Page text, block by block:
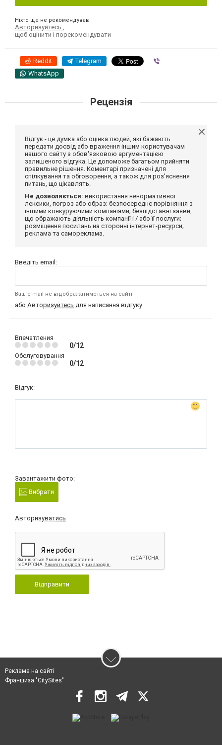
Ніхто ще не рекомендував
Авторизуйтесь
щоб оцінити і порекомендувати
Reddit Telegram
WhatsApp
Рецензія
Відгук - це думка або оцінка людей, які бажають
передати досвід або враження іншим користувачам
нашого сайту з обов'язковою аргументацією
залишеного відгука. Це допоможе багатьом прийняти
правильне рішення. Коментарі призначені для
спілкування та обговорення, а також для роз'яснення
питань, що цікавлять.
Не дозволяється: використання ненормативної
лексики, погроз або образ; безпосереднє порівняння з
іншими конкуруючими компаніями; безпідставні заяви,
що ображають діяльність компанії і / або її послуги;
розміщення посилань на сторонні інтернет-ресурси;
реклама та самореклама.
Введіть email:
Ваш e-mail не відображатиметься на сайті
або Авторизуйтесь для написання відгуку
Впечатления
0/12
Обслуговування
0/12
Відгук:
Завантажити фото:
Вибрати
Авторизуватись
Відправити
Реклама на сайті
Франшиза "CitySites"